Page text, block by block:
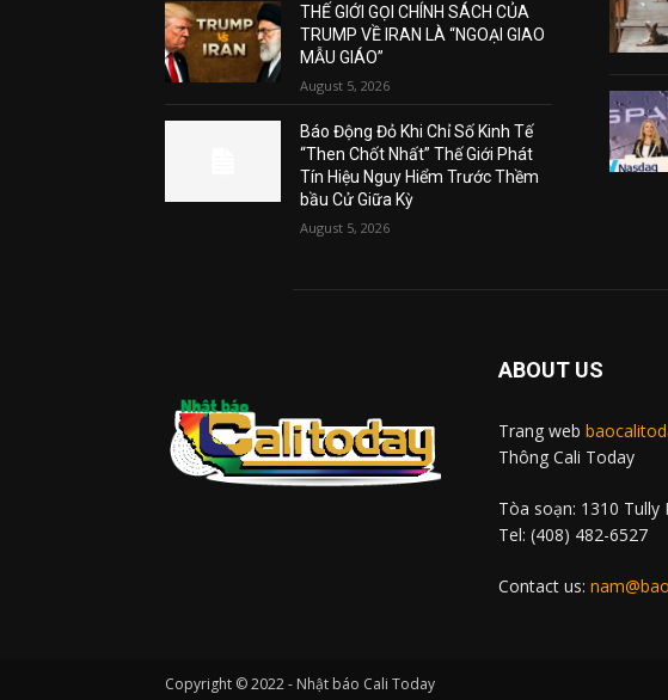
THẾ GIỚI GỌI CHÍNH SÁCH CỦA
TRUMP VỀ IRAN LÀ “NGOẠI GIAO
MẪU GIÁO”
August 5, 2026
Báo Động Đỏ Khi Chỉ Số Kinh Tế
“Then Chốt Nhất” Thế Giới Phát
Tín Hiệu Nguy Hiểm Trước Thềm
bầu Cử Giữa Kỳ
August 5, 2026
ABOUT US
Trang web
Thông Cali Today
Tòa soạn: 1310 Tully
Tel: (408) 482-6527
Contact us:
Copyright © 2022 - Nhật báo Cali Today